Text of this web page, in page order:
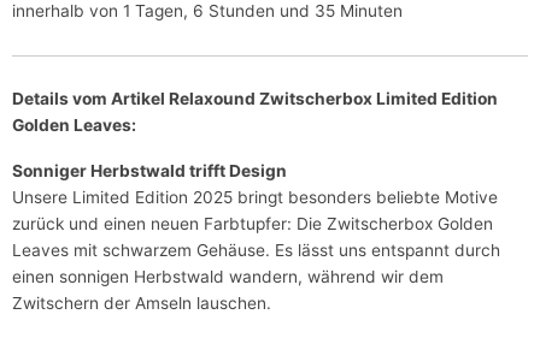
innerhalb von 1 Tagen, 6 Stunden und 35 Minuten
Details vom Artikel Relaxound Zwitscherbox Limited Edition
Golden Leaves:
Sonniger Herbstwald trifft Design
Unsere Limited Edition 2025 bringt besonders beliebte Motive
zurück und einen neuen Farbtupfer: Die Zwitscherbox Golden
Leaves mit schwarzem Gehäuse. Es lässt uns entspannt durch
einen sonnigen Herbstwald wandern, während wir dem
Zwitschern der Amseln lauschen.